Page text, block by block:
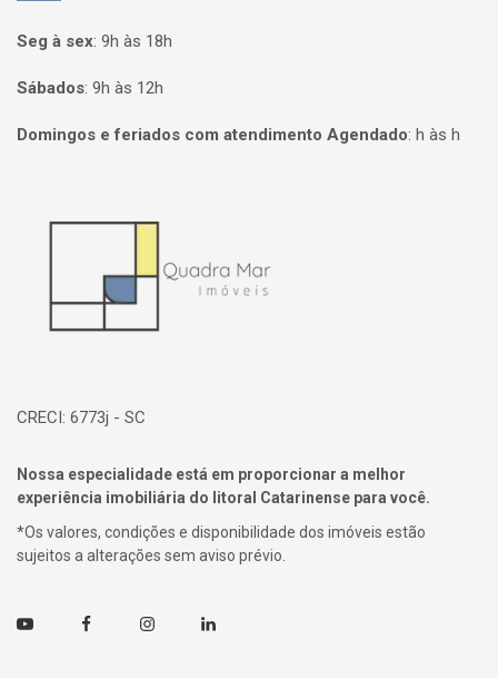
Seg à sex: 9h às 18h
Sábados: 9h às 12h
Domingos e feriados com atendimento Agendado: h às h
CRECI: 6773j - SC
Nossa especialidade está em proporcionar a melhor
experiência imobiliária do litoral Catarinense para você.
*Os valores, condições e disponibilidade dos imóveis estão
sujeitos a alterações sem aviso prévio.
Youtube FacebookInstagramLinkedin